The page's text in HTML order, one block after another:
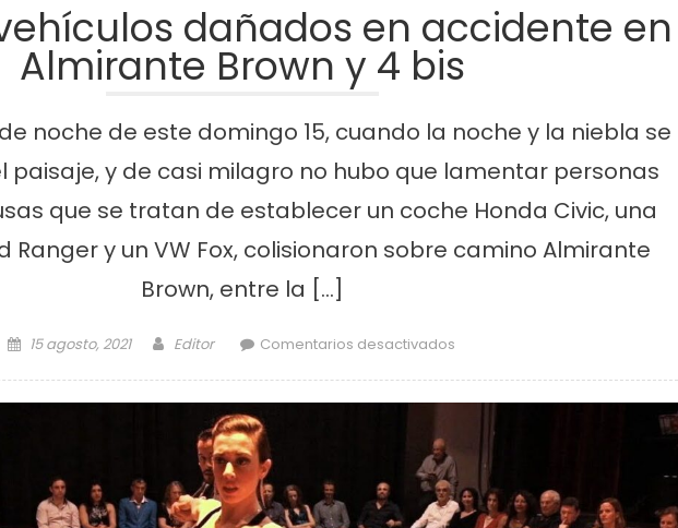
dañados en accidente en
Almirante Brown y 4 bis
noche de este domingo 15, cuando la noche y la niebla se
y de casi milagro no hubo que lamentar personas
que se tratan de establecer un coche Honda Civic, una
Ranger y un VW Fox, colisionaron sobre camino Almirante
Brown, entre la […]
Posted on
15 agosto, 2021 Author
Editor Comentarios desactivados en Susto y 3 vehículos